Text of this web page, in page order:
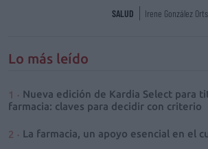
SALUD Irene González Orts
Lo más leído
Nueva edición de Kardia Select para
farmacia: claves para decidir con criterio
La farmacia, un apoyo esencial en el